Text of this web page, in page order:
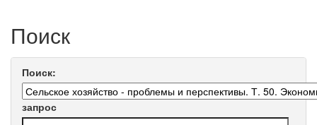
Поиск
Поиск:
запрос